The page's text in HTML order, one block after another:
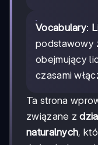
Vocabulary:
podstawowy
obejmujący
czasami
Ta strona
związane z
naturalnych,